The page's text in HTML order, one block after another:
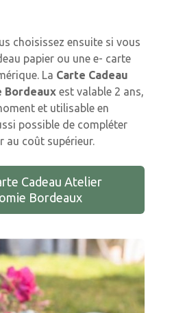
choisissez ensuite si vous
papier ou une e- carte
La Carte Cadeau
Bordeaux est valable 2 ans,
et utilisable en
possible de compléter
au coût supérieur.
Cadeau Atelier
Bordeaux